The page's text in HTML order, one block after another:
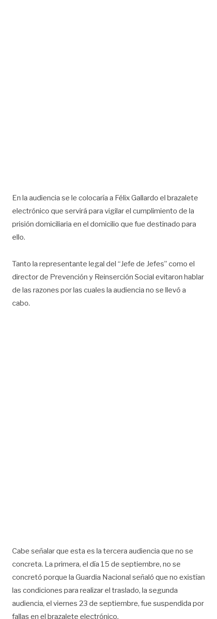
En la audiencia se le colocaría a Félix Gallardo el brazalete
electrónico que servirá para vigilar el cumplimiento de la
prisión domiciliaria en el domicilio que fue destinado para
ello.
Tanto la representante legal del “Jefe de Jefes” como el
director de Prevención y Reinserción Social evitaron hablar
de las razones por las cuales la audiencia no se llevó a
cabo.
Cabe señalar que esta es la tercera audiencia que no se
concreta. La primera, el día 15 de septiembre, no se
concretó porque la Guardia Nacional señaló que no existían
las condiciones para realizar el traslado, la segunda
audiencia, el viernes 23 de septiembre, fue suspendida por
fallas en el brazalete electrónico.